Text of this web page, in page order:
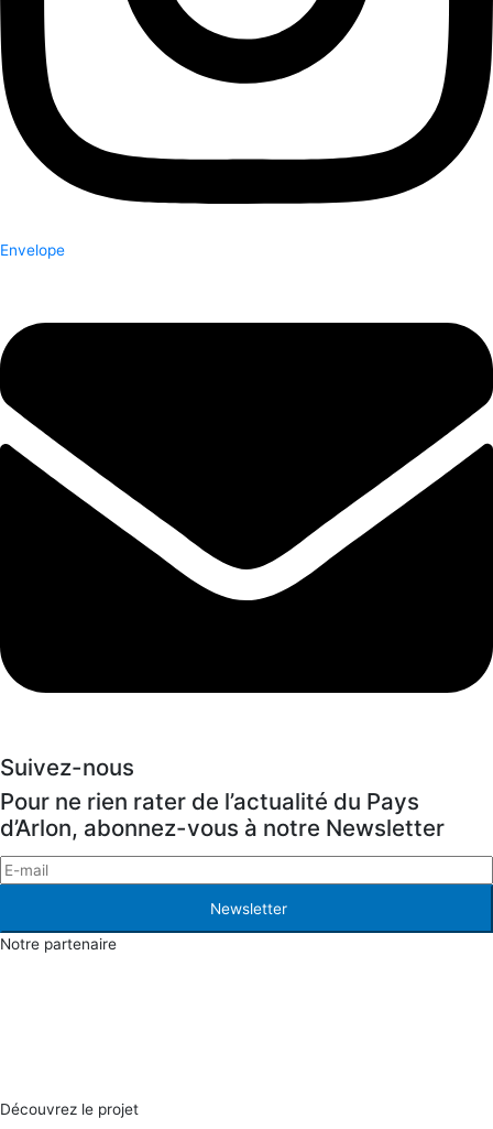
Envelope
Suivez-nous
Pour ne rien rater de l’actualité du Pays
d’Arlon, abonnez-vous à notre Newsletter
Newsletter
Notre partenaire
Découvrez le projet